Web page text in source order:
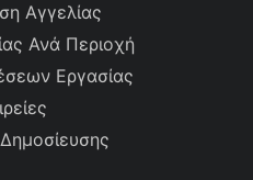
Αγγελίας
Ανά Περιοχή
Εργασίας